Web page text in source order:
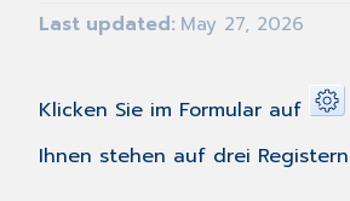
Last updated May 27, 2026
Klicken Sie im Formular auf
Ihnen stehen auf drei